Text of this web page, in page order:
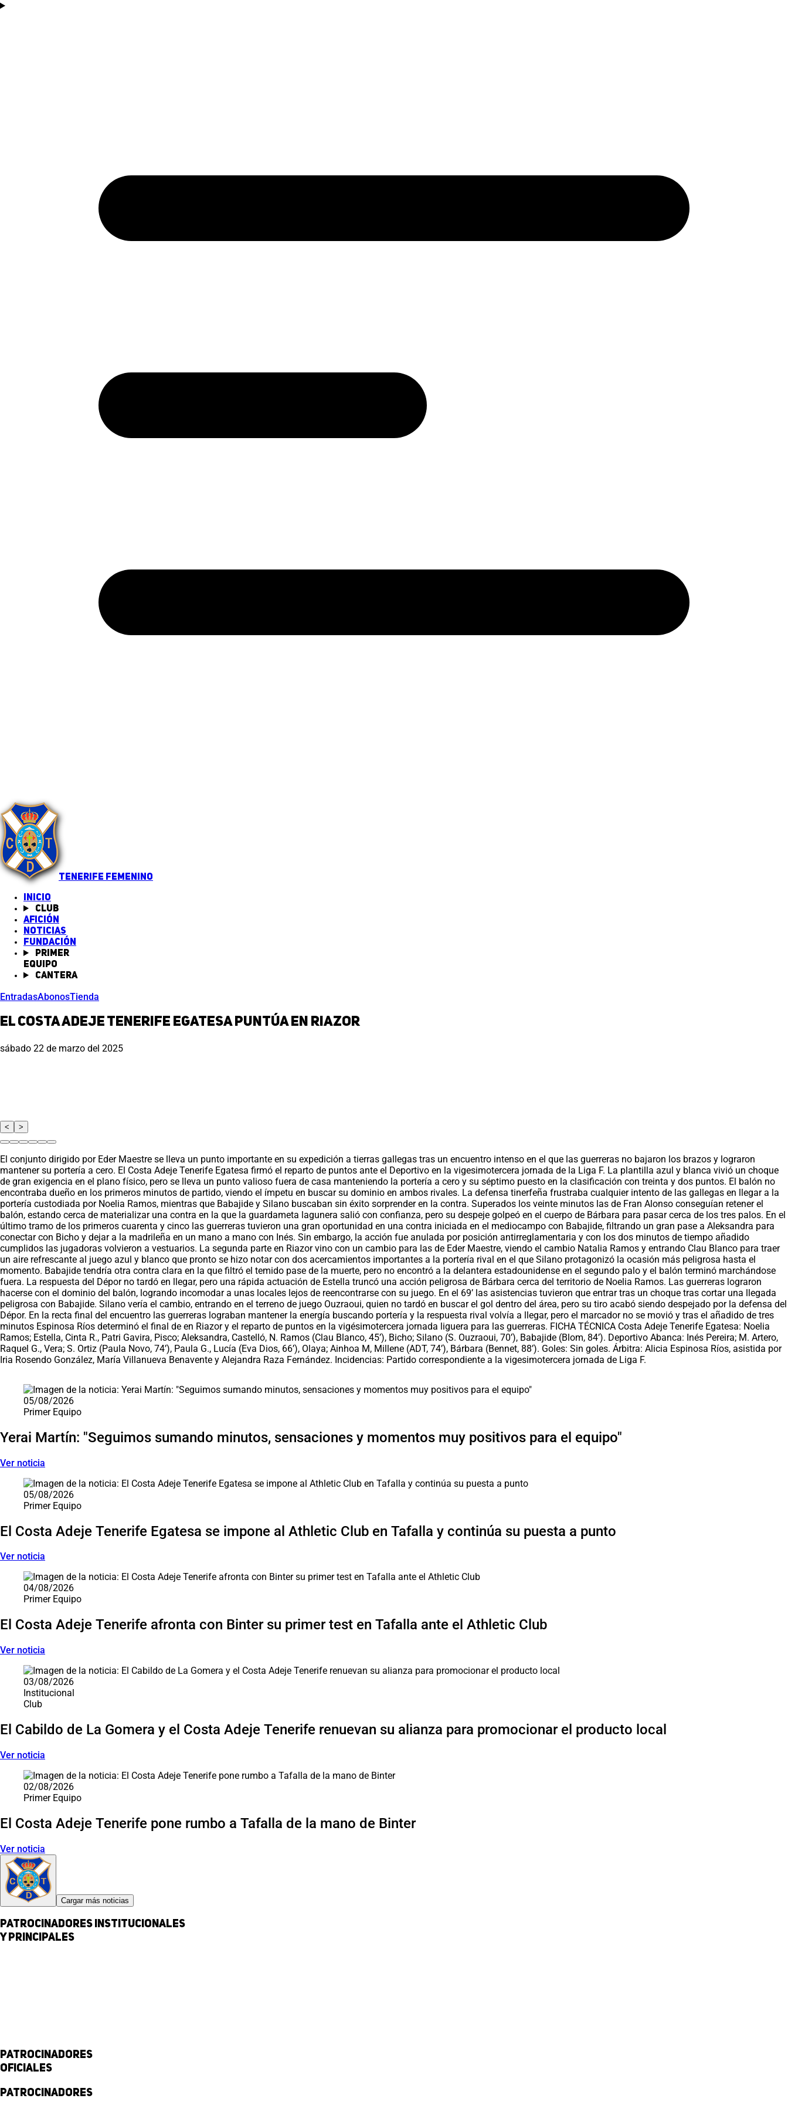
TENERIFE FEMENINO
INICIO
Club
Afición
Noticias
Fundación
Primer
equipo
Cantera
EntradasAbonosTienda
El Costa Adeje Tenerife Egatesa puntúa en Riazor
sábado 22 de marzo del 2025
< >
El conjunto dirigido por Eder Maestre se lleva un punto importante en su expedición a tierras gallegas tras un encuentro intenso en el que las guerreras no bajaron los brazos y lograron
mantener su portería a cero. El Costa Adeje Tenerife Egatesa firmó el reparto de puntos ante el Deportivo en la vigesimotercera jornada de la Liga F. La plantilla azul y blanca vivió un choque
de gran exigencia en el plano físico, pero se lleva un punto valioso fuera de casa manteniendo la portería a cero y su séptimo puesto en la clasificación con treinta y dos puntos. El balón no
encontraba dueño en los primeros minutos de partido, viendo el ímpetu en buscar su dominio en ambos rivales. La defensa tinerfeña frustraba cualquier intento de las gallegas en llegar a la
portería custodiada por Noelia Ramos, mientras que Babajide y Silano buscaban sin éxito sorprender en la contra. Superados los veinte minutos las de Fran Alonso conseguían retener el
balón, estando cerca de materializar una contra en la que la guardameta lagunera salió con confianza, pero su despeje golpeó en el cuerpo de Bárbara para pasar cerca de los tres palos. En el
último tramo de los primeros cuarenta y cinco las guerreras tuvieron una gran oportunidad en una contra iniciada en el mediocampo con Babajide, filtrando un gran pase a Aleksandra para
conectar con Bicho y dejar a la madrileña en un mano a mano con Inés. Sin embargo, la acción fue anulada por posición antirreglamentaria y con los dos minutos de tiempo añadido
cumplidos las jugadoras volvieron a vestuarios. La segunda parte en Riazor vino con un cambio para las de Eder Maestre, viendo el cambio Natalia Ramos y entrando Clau Blanco para traer
un aire refrescante al juego azul y blanco que pronto se hizo notar con dos acercamientos importantes a la portería rival en el que Silano protagonizó la ocasión más peligrosa hasta el
momento. Babajide tendría otra contra clara en la que filtró el temido pase de la muerte, pero no encontró a la delantera estadounidense en el segundo palo y el balón terminó marchándose
fuera. La respuesta del Dépor no tardó en llegar, pero una rápida actuación de Estella truncó una acción peligrosa de Bárbara cerca del territorio de Noelia Ramos. Las guerreras lograron
hacerse con el dominio del balón, logrando incomodar a unas locales lejos de reencontrarse con su juego. En el 69’ las asistencias tuvieron que entrar tras un choque tras cortar una llegada
peligrosa con Babajide. Silano vería el cambio, entrando en el terreno de juego Ouzraoui, quien no tardó en buscar el gol dentro del área, pero su tiro acabó siendo despejado por la defensa del
Dépor. En la recta final del encuentro las guerreras lograban mantener la energía buscando portería y la respuesta rival volvía a llegar, pero el marcador no se movió y tras el añadido de tres
minutos Espinosa Ríos determinó el final de en Riazor y el reparto de puntos en la vigésimotercera jornada liguera para las guerreras. FICHA TÉCNICA Costa Adeje Tenerife Egatesa: Noelia
Ramos; Estella, Cinta R., Patri Gavira, Pisco; Aleksandra, Castelló, N. Ramos (Clau Blanco, 45’), Bicho; Silano (S. Ouzraoui, 70’), Babajide (Blom, 84’). Deportivo Abanca: Inés Pereira; M. Artero,
Raquel G., Vera; S. Ortiz (Paula Novo, 74’), Paula G., Lucía (Eva Dios, 66’), Olaya; Ainhoa M, Millene (ADT, 74’), Bárbara (Bennet, 88’). Goles: Sin goles. Árbitra: Alicia Espinosa Ríos, asistida por
Iria Rosendo González, María Villanueva Benavente y Alejandra Raza Fernández. Incidencias: Partido correspondiente a la vigesimotercera jornada de Liga F.
05/08/2026
Primer Equipo
Yerai Martín: "Seguimos sumando minutos, sensaciones y momentos muy positivos para el equipo"
Ver noticia
05/08/2026
Primer Equipo
El Costa Adeje Tenerife Egatesa se impone al Athletic Club en Tafalla y continúa su puesta a punto
Ver noticia
04/08/2026
Primer Equipo
El Costa Adeje Tenerife afronta con Binter su primer test en Tafalla ante el Athletic Club
Ver noticia
03/08/2026
Institucional
Club
El Cabildo de La Gomera y el Costa Adeje Tenerife renuevan su alianza para promocionar el producto local
Ver noticia
02/08/2026
Primer Equipo
El Costa Adeje Tenerife pone rumbo a Tafalla de la mano de Binter
Ver noticia
Cargar más noticias
Patrocinadores institucionales
y principales
Patrocinadores
Oficiales
Patrocinadores